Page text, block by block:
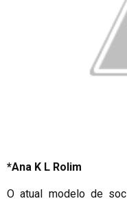
*Ana K L Rolim
O atual modelo de